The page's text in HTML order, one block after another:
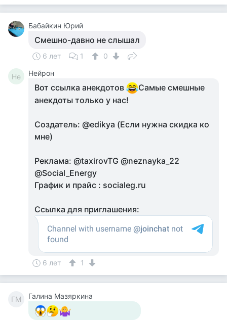
Бабайкин Юрий
Смешно-давно не слышал
6 лет 1 0
Не Нейрон
Вот ссылка анекдотов
Самые смешные
анекдоты только у нас!
Создатель: @edikya (Если нужна скидка ко
мне)
Реклама: @taxirovTG @neznayka_22
@Social_Energy
График и прайс : socialeg.ru
Ссылка для приглашения:
6 лет 1
ГМ Галина Мазяркина